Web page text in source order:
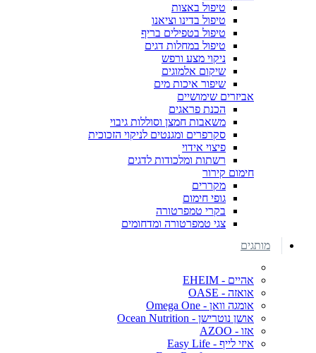
טיפול באצות
טיפול בדינו וציאנו
טיפול בטפילים בריף
טיפול במחלות דגים
ניקוי מצע ורפש
שיקום אלמוגים
שיפור איכות מים
אביזרים שימושיים
הכנת פראגים
משאבות חמצן וסוללות גיבוי
סקרפרים ומגנטים לניקוי הזכוכית
פיצוי אידוי
רשתות ומלכודות לדגים
חימום קירור
מקררים
גופי חימום
בקרי טמפרטורה
צגי טמפרטורה ומדחומים
מותגים
אהיים - EHEIM
אואזה - OASE
אומגה וואן - Omega One
אושן נוטרישן - Ocean Nutrition
אזו - AZOO
איזי לייף - Easy Life